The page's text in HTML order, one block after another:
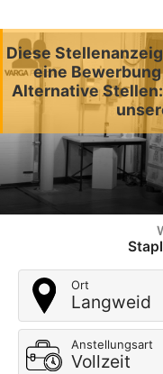
Diese
eine
Alternative Stellen:
Ort
Langweid
Anstellungsart
Vollzeit